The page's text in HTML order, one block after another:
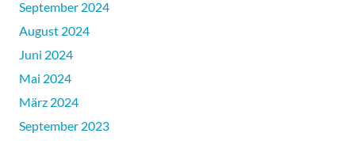
September 2024
August 2024
Juni 2024
Mai 2024
März 2024
September 2023